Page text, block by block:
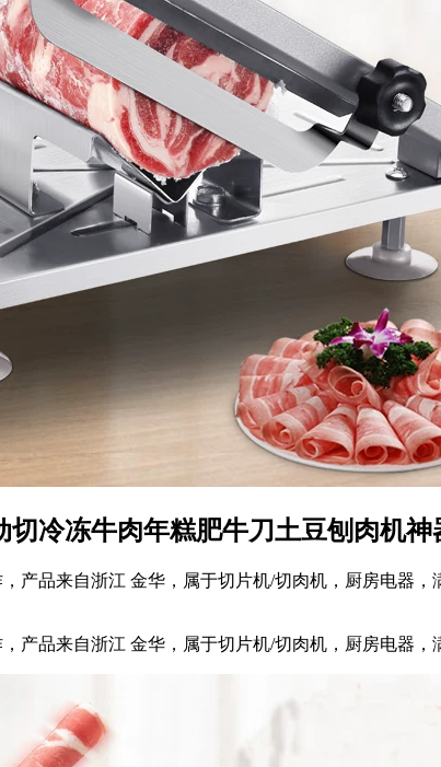
冷冻牛肉年糕肥牛刀土豆刨肉机神
产品来自浙江 金华，属于切片机/切肉机，厨房电器，
产品来自浙江 金华，属于切片机/切肉机，厨房电器，